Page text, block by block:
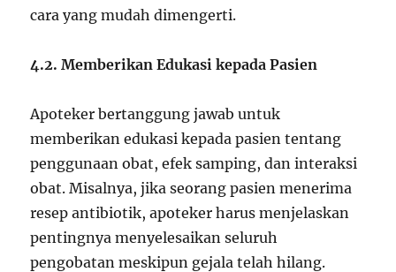
cara yang mudah dimengerti.
4.2. Memberikan Edukasi kepada Pasien
Apoteker bertanggung jawab untuk
memberikan edukasi kepada pasien tentang
penggunaan obat, efek samping, dan interaksi
obat. Misalnya, jika seorang pasien menerima
resep antibiotik, apoteker harus menjelaskan
pentingnya menyelesaikan seluruh
pengobatan meskipun gejala telah hilang.